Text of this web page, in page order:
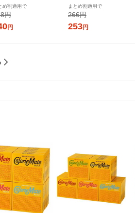
め割適用で
円
円
（1個×2）キッコーマン 紙
パック
まとめ割適用で
266円
253円